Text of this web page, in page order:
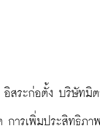
อิสระก่อตั้ง บริษัท
ารเพิ่มประสิทธิภา